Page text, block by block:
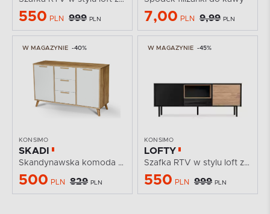
550 PLN 999 PLN 7,00 PLN 9,99 PLN
W MAGAZYNIE -40%
KONSIMO
SKADI
Skandynawska komoda z półkami i szufladami 120 cm...
500 PLN 829 PLN
W MAGAZYNIE -45%
KONSIMO
LOFTY
Szafka RTV w stylu loft z ryflowaniem
550 PLN 999 PLN